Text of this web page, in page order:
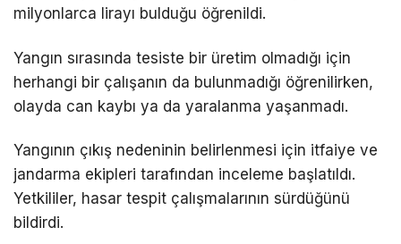
milyonlarca lirayı bulduğu öğrenildi.
Yangın sırasında tesiste bir üretim olmadığı için
herhangi bir çalışanın da bulunmadığı öğrenilirken,
olayda can kaybı ya da yaralanma yaşanmadı.
Yangının çıkış nedeninin belirlenmesi için itfaiye ve
jandarma ekipleri tarafından inceleme başlatıldı.
Yetkililer, hasar tespit çalışmalarının sürdüğünü
bildirdi.